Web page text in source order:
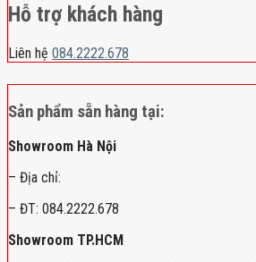
Hỗ trợ khách hàng
Liên hệ 084.2222.678
Sản phẩm sẵn hàng tại:
Showroom Hà Nội
– Địa chỉ:
– ĐT: 084.2222.678
Showroom TP.HCM